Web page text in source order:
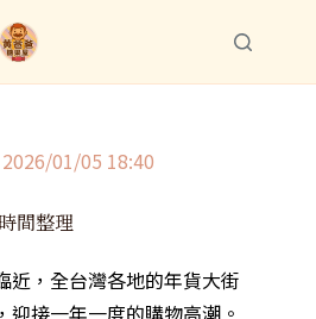
2026/01/05 18:40
間整理
近，全台灣各地的年貨大街
接一年一度的購物高潮。